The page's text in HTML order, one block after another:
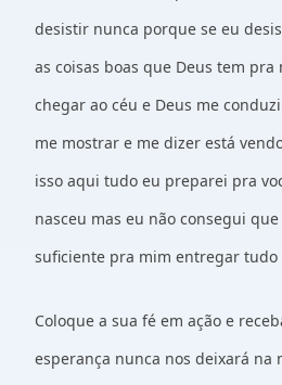
desistir nunca porque se eu
as coisas boas que Deus tem
chegar ao céu e Deus me
me mostrar e me dizer está
isso aqui tudo eu preparei pra
nasceu mas eu não consegui
suficiente pra mim entregar tudo
Coloque a sua fé em ação e
esperança nunca nos deixará na